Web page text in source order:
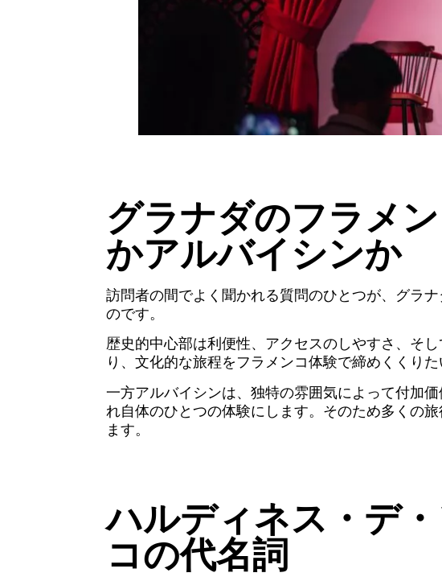
グラナダのフラメ
かアルバイシンか
訪問者の間でよく聞かれる質問のひとつが、グラ
のです。
歴史的中心部は利便性、アクセスのしやすさ、そ
り、文化的な旅程をフラメンコ体験で締めくくり
一方アルバイシンは、独特の雰囲気によって付加
れ自体のひとつの体験にします。そのため多くの
ます。
ハルディネス・デ
コの代名詞